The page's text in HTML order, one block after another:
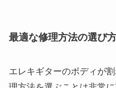
最適な修理方法の選び
エレキギターのボディが